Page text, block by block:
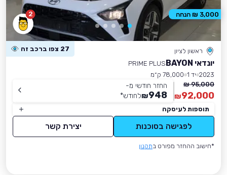
2
ראשון לציון 27 צפו ברכב זה
יונדאי BAYON
PRIME PLUS
2023 יד 1
78,000 ק״מ
95,000 ₪
92,000
₪
החזר חודשי מ-
948
₪לחודש*
תוספות לעיסקה
לפגישה בסוכנות יצירת קשר
*חישוב ההחזר מפורט בתקנון
3,000 ₪ הנחה